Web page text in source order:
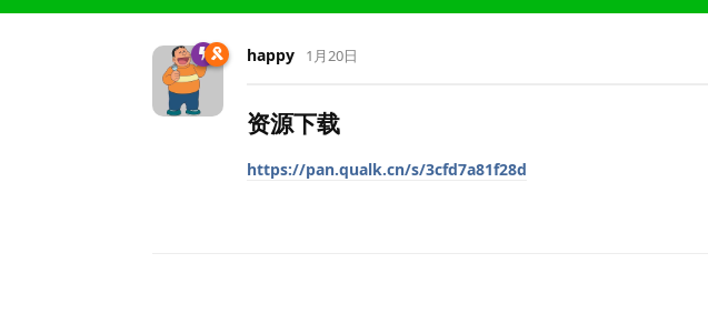
happy 1月20日
资源下载
https://pan.qualk.cn/s/3cfd7a81f28d